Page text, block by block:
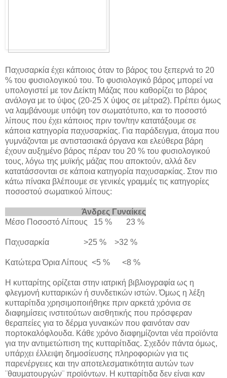
Παχυσαρκία έχει κάποιος όταν το βάρος του ξεπερνά το 20
% του φυσιολογικού του. Το φυσιολογικό βάρος μπορεί να
υπολογιστεί με τον Δείκτη Μάζας που καθορίζει το βάρος
ανάλογα με το ύψος (20-25 Χ ύψος σε μέτρα2). Πρέπει όμως
να λαμβάνουμε υπόψη τον σωματότυπο, και το ποσοστό
λίπους που έχει κάποιος πριν τον/την κατατάξουμε σε
κάποια κατηγορία παχυσαρκίας. Για παράδειγμα, άτομα που
γυμνάζονται με αντιστασιακά όργανα και ελεύθερα βάρη
έχουν αυξημένο βάρος πέραν του 20 % του φυσιολογικού
τους, λόγω της μυϊκής μάζας που αποκτούν, αλλά δεν
κατατάσσονται σε κάποια κατηγορία παχυσαρκίας. Στον πιο
κάτω πίνακα βλέπουμε σε γενικές γραμμές τις κατηγορίες
ποσοστού σωματικού λίπους:
Άνδρες Γυναίκες
Μέσο Ποσοστό Λίπους 15 % 23 %
Παχυσαρκία >25 % >32 %
Κατώτερα Όρια Λίπους <5 % <8 %
Η κυτταρίτης ορίζεται στην ιατρική βιβλιογραφία ως η
φλεγμονή κυτταρικών ή συνδετικών ιστών. Όμως η λέξη
κυτταρίτιδα χρησιμοποιήθηκε πριν αρκετά χρόνια σε
διαφημίσεις ινστιτούτων αισθητικής που πρόσφεραν
θεραπείες για το δέρμα γυναικών που φαινόταν σαν
πορτοκαλόφλουδα. Κάθε χρόνο διαφημίζονται νέα προϊόντα
για την αντιμετώπιση της κυτταρίτιδας. Σχεδόν πάντα όμως,
υπάρχει έλλειψη δημοσίευσης πληροφοριών για τις
παρενέργειες και την αποτελεσματικότητα αυτών των
¨θαυματουργών¨ προϊόντων. Η κυτταρίτιδα δεν είναι καν